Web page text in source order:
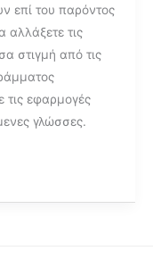
επί του παρόντος
αλλάξετε τις
στιγμή από τις
τις εφαρμογές
γλώσσες.